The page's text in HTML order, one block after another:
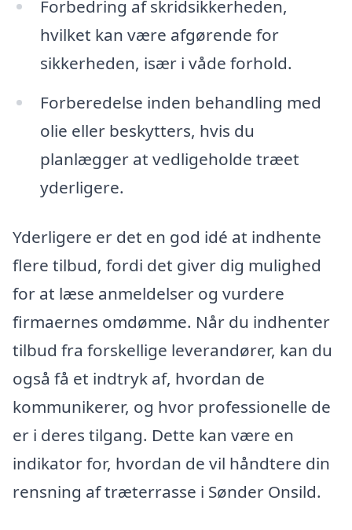
Forbedring af skridsikkerheden,
hvilket kan være afgørende for
sikkerheden, især i våde forhold.
Forberedelse inden behandling med
olie eller beskytters, hvis du
planlægger at vedligeholde træet
yderligere.
Yderligere er det en god idé at indhente
flere tilbud, fordi det giver dig mulighed
for at læse anmeldelser og vurdere
firmaernes omdømme. Når du indhenter
tilbud fra forskellige leverandører, kan du
også få et indtryk af, hvordan de
kommunikerer, og hvor professionelle de
er i deres tilgang. Dette kan være en
indikator for, hvordan de vil håndtere din
rensning af træterrasse i Sønder Onsild.